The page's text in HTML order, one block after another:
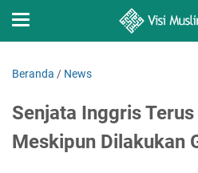
Beranda / News
Senjata Inggris
Meskipun Dilakukan